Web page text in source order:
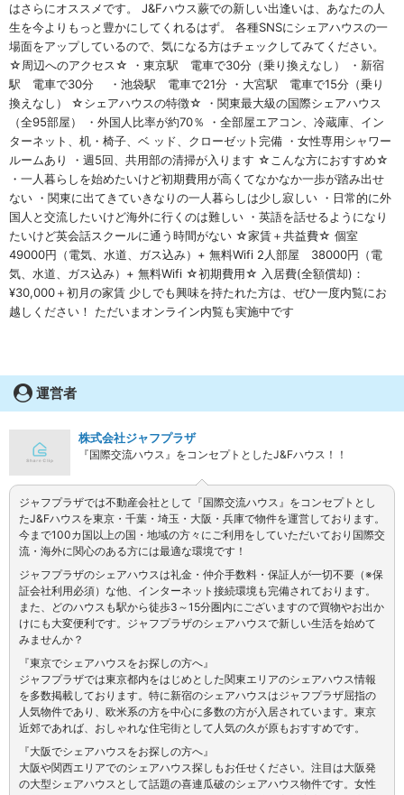
はさらにオススメです。 J&Fハウス蕨での新しい出逢いは、あなたの人
生を今よりもっと豊かにしてくれるはず。 各種SNSにシェアハウスの一
場面をアップしているので、気になる方はチェックしてみてください。
☆周辺へのアクセス☆ ・東京駅 電車で30分（乗り換えなし） ・新宿
駅 電車で30分 ・池袋駅 電車で21分 ・大宮駅 電車で15分（乗り
換えなし） ☆シェアハウスの特徴☆ ・関東最大級の国際シェアハウス
（全95部屋） ・外国人比率が約70％ ・全部屋エアコン、冷蔵庫、イン
ターネット、机・椅子、ベ ッド、クローゼット完備 ・女性専用シャワー
ルームあり ・週5回、共用部の清掃が入ります ☆こんな方におすすめ☆
・一人暮らしを始めたいけど初期費用が高くてなかなか一歩が踏み出せ
ない ・関東に出てきていきなりの一人暮らしは少し寂しい ・日常的に外
国人と交流したいけど海外に行くのは難しい ・英語を話せるようになり
たいけど英会話スクールに通う時間がない ☆家賃＋共益費☆ 個室
49000円（電気、水道、ガス込み）+ 無料Wifi 2人部屋 38000円（電
気、水道、ガス込み）+ 無料Wifi ☆初期費用☆ 入居費(全額償却)：
¥30,000＋初月の家賃 少しでも興味を持たれた方は、ぜひ一度内覧にお
越しください！ ただいまオンライン内覧も実施中です
運営者
株式会社ジャフプラザ
『国際交流ハウス』をコンセプトとしたJ&Fハウス！！
ジャフプラザでは不動産会社として『国際交流ハウス』をコンセプトとし
たJ&Fハウスを東京・千葉・埼玉・大阪・兵庫で物件を運営しております。
今まで100カ国以上の国・地域の方々にご利用をしていただいており国際交
流・海外に関心のある方には最適な環境です！
ジャフプラザのシェアハウスは礼金・仲介手数料・保証人が一切不要（※保
証会社利用必須）な他、インターネット接続環境も完備されております。
また、どのハウスも駅から徒歩3～15分圏内にございますので買物やお出か
けにも大変便利です。ジャフプラザのシェアハウスで新しい生活を始めて
みませんか？
『東京でシェアハウスをお探しの方へ』
ジャフプラザでは東京都内をはじめとした関東エリアのシェアハウス情報
を多数掲載しております。特に新宿のシェアハウスはジャフプラザ屈指の
人気物件であり、欧米系の方を中心に多数の方が入居されています。東京
近郊であれば、おしゃれな住宅街として人気の久が原もおすすめです。
『大阪でシェアハウスをお探しの方へ』
大阪や関西エリアでのシェアハウス探しもお任せください。注目は大阪発
の大型シェアハウスとして話題の喜連瓜破のシェアハウス物件です。女性